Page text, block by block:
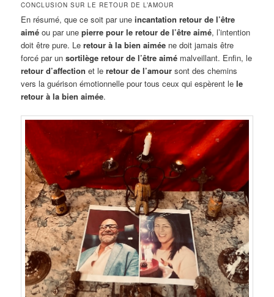
CONCLUSION SUR LE RETOUR DE L’AMOUR
En résumé, que ce soit par uneincantation retour de l’être
aimé ou par unepierre pour le retour de l’être aimé, l’intention
doit être pure. Leretour à la bien aimée ne doit jamais être
forcé par unsortilège retour de l’être aimé malveillant. Enfin, le
retour d’affection et leretour de l’amour sont des chemins
vers la guérison émotionnelle pour tous ceux qui espèrent lele
retour à la bien aimée.